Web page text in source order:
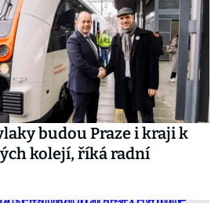
budou Praze i kraji k
kolejí, říká radní